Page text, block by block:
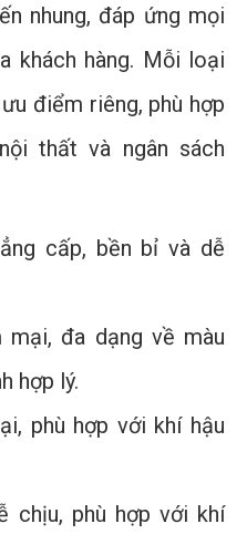
nhung, đáp ứng mọi
khách hàng. Mỗi loại
điểm riêng, phù hợp
thất và ngân sách
cấp, bền bỉ và dễ
mại, đa dạng về màu
hợp lý.
phù hợp với khí hậu
chịu, phù hợp với khí